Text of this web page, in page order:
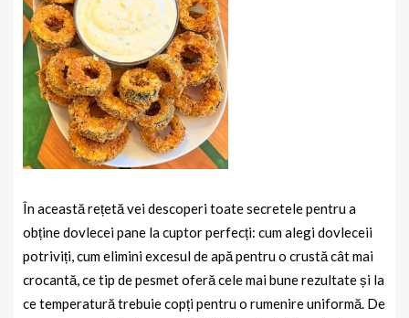
În această rețetă vei descoperi toate secretele pentru a
obține dovlecei pane la cuptor perfecți: cum alegi dovleceii
potriviți, cum elimini excesul de apă pentru o crustă cât mai
crocantă, ce tip de pesmet oferă cele mai bune rezultate și la
ce temperatură trebuie copți pentru o rumenire uniformă. De